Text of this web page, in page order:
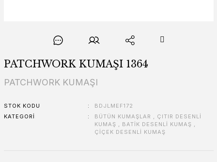
PATCHWORK KUMAŞI 1364
PATCHWORK KUMAŞI
STOK KODU
BDJLMEF172
KATEGORI
BÜTÜN KUMAŞLAR , ÇITIR DESENLİ
KUMAŞ , BATİK DESENLİ KUMAŞ ,
ÇİÇEK DESENLİ KUMAŞ